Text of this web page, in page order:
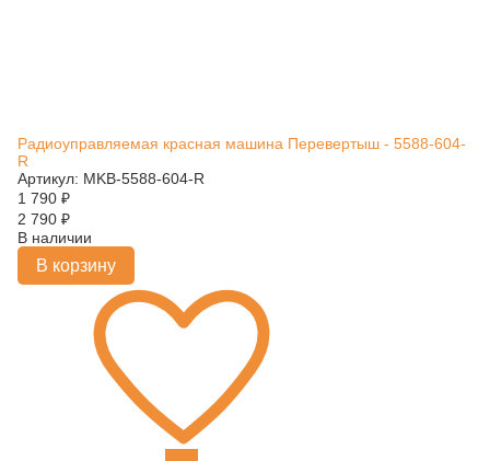
Радиоуправляемая красная машина Перевертыш - 5588-604-
R
Артикул: MKB-5588-604-R
1 790 ₽
2 790 ₽
В наличии
В корзину